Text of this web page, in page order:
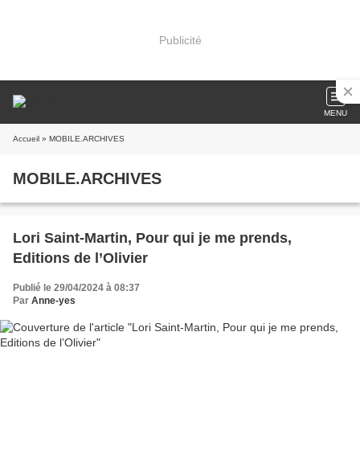
Publicité
MENU
Accueil » MOBILE.ARCHIVES
MOBILE.ARCHIVES
Lori Saint-Martin, Pour qui je me prends,
Editions de l’Olivier
Publié le 29/04/2024 à 08:37
Par Anne-yes